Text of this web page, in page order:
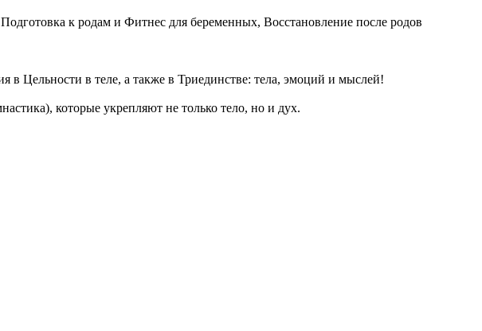
к родам и Фитнес для беременных, Восстановление после родов
в Цельности в теле, а также в Триединстве: тела, эмоций и мыслей!
которые укрепляют не только тело, но и дух.